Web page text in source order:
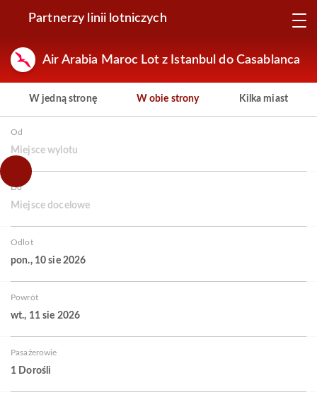
Partnerzy linii lotniczych
Air Arabia Maroc Lot z Istanbul do Casablanca
W jedną stronę W obie strony Kilka miast
Od
Miejsce wylotu
Do
Miejsce docelowe
Odlot
pon., 10 sie 2026
Powrót
wt., 11 sie 2026
Pasażerowie
1 Dorośli